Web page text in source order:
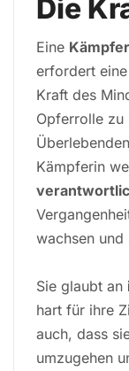
Die
Eine
erfordert
Kraft des
Opferrolle zu
Kämpferin
wachsen
Sie glaubt an
hart für ihre
auch, dass
umzugehen